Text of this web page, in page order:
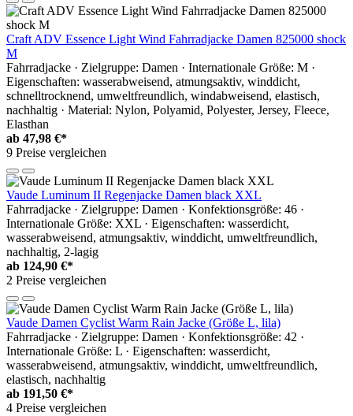
Craft ADV Essence Light Wind Fahrradjacke Damen 825000 shock
M
Fahrradjacke · Zielgruppe: Damen · Internationale Größe: M ·
Eigenschaften: wasserabweisend, atmungsaktiv, winddicht,
schnelltrocknend, umweltfreundlich, windabweisend, elastisch,
nachhaltig · Material: Nylon, Polyamid, Polyester, Jersey, Fleece,
Elasthan
ab 47,98 €*
9 Preise vergleichen
Vaude Luminum II Regenjacke Damen black XXL
Fahrradjacke · Zielgruppe: Damen · Konfektionsgröße: 46 ·
Internationale Größe: XXL · Eigenschaften: wasserdicht,
wasserabweisend, atmungsaktiv, winddicht, umweltfreundlich,
nachhaltig, 2-lagig
ab 124,90 €*
2 Preise vergleichen
Vaude Damen Cyclist Warm Rain Jacke (Größe L, lila)
Fahrradjacke · Zielgruppe: Damen · Konfektionsgröße: 42 ·
Internationale Größe: L · Eigenschaften: wasserdicht,
wasserabweisend, atmungsaktiv, winddicht, umweltfreundlich,
elastisch, nachhaltig
ab 191,50 €*
4 Preise vergleichen